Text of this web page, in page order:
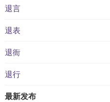
退言
退表
退衙
退行
最新发布